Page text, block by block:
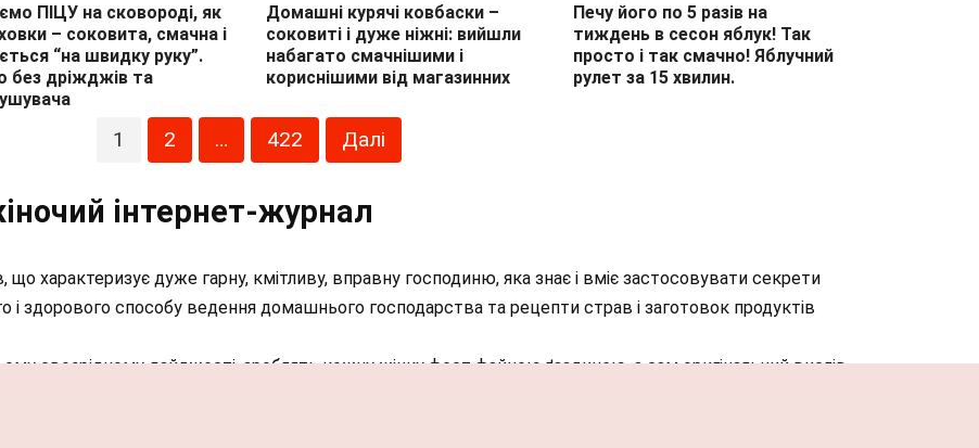
ПІЦУ на сковороді, як
– соковита, смачна і
“на швидку руку”.
без дріжджів та
Домашні курячі ковбаски –
соковиті і дуже ніжні: вийшли
набагато смачнішими і
кориснішими від магазинних
Печу його по 5 разів на
тиждень в сесон яблук! Так
просто і так смачно! Яблучний
рулет за 15 хвилин.
1 2 … 422 Далі
інтернет-журнал
що характеризує дуже гарну, кмітливу, вправну господиню, яка знає і вміє застосовувати секрети
і здорового способу ведення домашнього господарства та рецепти страв і заготовок продуктів
своєрідному дайджесті, зроблять кожну жінку фест файною ґаздинею, а сам оригінальний вислів